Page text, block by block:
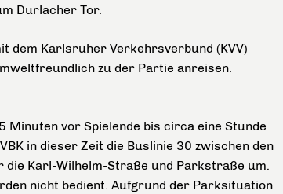
Durlacher Tor.
dem Karlsruher Verkehrsverbund (KVV)
zu der Partie anreisen.
Minuten vor Spielende bis circa eine Stunde
in dieser Zeit die Buslinie 30 zwischen den
Karl-Wilhelm-Straße und Parkstraße um.
nicht bedient. Aufgrund der Parksituation